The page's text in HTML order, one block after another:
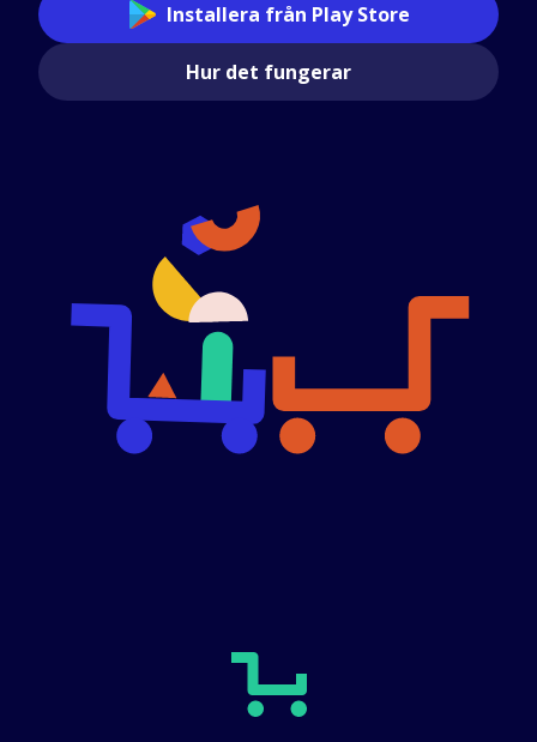
Installera från Play Store
Hur det fungerar